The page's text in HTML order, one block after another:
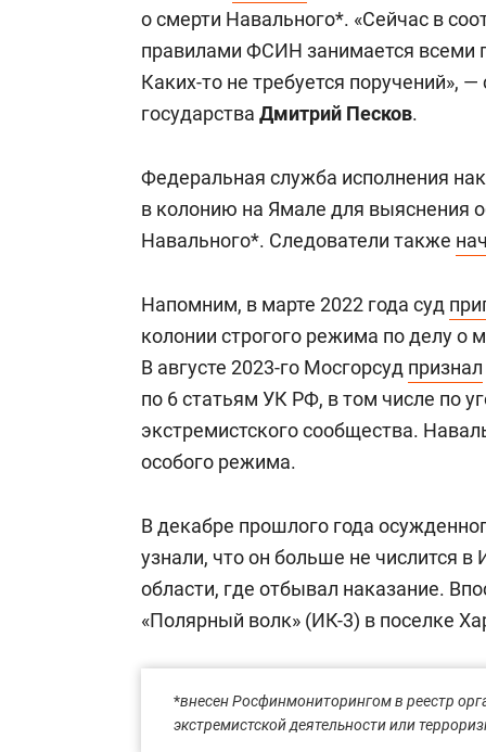
о смерти Навального*. «Сейчас в
правилами ФСИН занимается всеми
Каких-то не требуется поручений»,
государства Дмитрий Песков.
Федеральная служба исполнения
в колонию на Ямале для выяснения
Навального*. Следователи также
Напомним, в марте 2022 года суд
колонии строгого режима по делу о
В августе 2023-го Мосгорсуд признал
по 6 статьям УК РФ, в том числе по
экстремистского сообщества.
особого режима.
В декабре прошлого года
узнали, что он больше не числится
области, где отбывал наказание.
«Полярный волк» (ИК-3) в поселке
*внесен Росфинмониторингом в реестр
экстремистской деятельности или